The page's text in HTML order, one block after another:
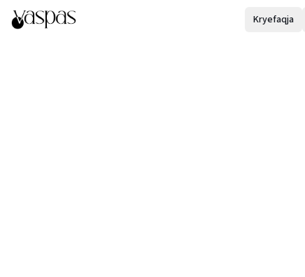
Kryefaqja